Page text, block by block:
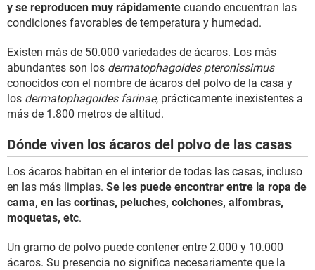
y se reproducen muy rápidamente cuando encuentran las
condiciones favorables de temperatura y humedad.
Existen más de 50.000 variedades de ácaros. Los más
abundantes son los dermatophagoides pteronissimus
conocidos con el nombre de ácaros del polvo de la casa y
los dermatophagoides farinae, prácticamente inexistentes a
más de 1.800 metros de altitud.
Dónde viven los ácaros del polvo de las casas
Los ácaros habitan en el interior de todas las casas, incluso
en las más limpias. Se les puede encontrar entre la ropa de
cama, en las cortinas, peluches, colchones, alfombras,
moquetas, etc.
Un gramo de polvo puede contener entre 2.000 y 10.000
ácaros. Su presencia no significa necesariamente que la